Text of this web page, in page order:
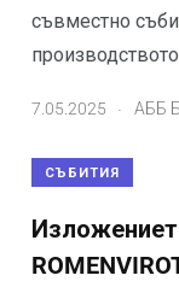
съвместно
7.05.2025 АББ
СЪБИТИЯ